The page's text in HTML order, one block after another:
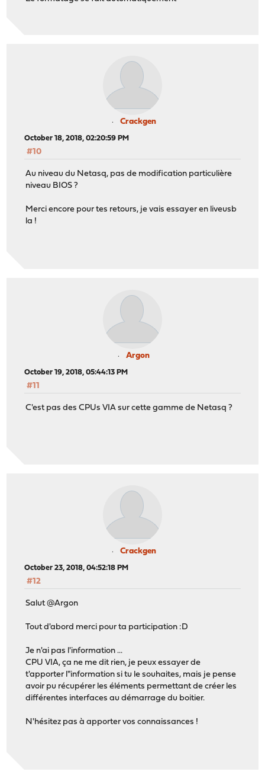
Crackgen
October 18, 2018, 02:20:59 PM
#10
Au niveau du Netasq, pas de modification particulière
niveau BIOS ?
Merci encore pour tes retours, je vais essayer en liveusb
la !
Argon
October 19, 2018, 05:44:13 PM
#11
C'est pas des CPUs VIA sur cette gamme de Netasq ?
Crackgen
October 23, 2018, 04:52:18 PM
#12
Salut @Argon
Tout d'abord merci pour ta participation :D
Je n'ai pas l'information ...
CPU VIA, ça ne me dit rien, je peux essayer de
t'apporter l"information si tu le souhaites, mais je pense
avoir pu récupérer les éléments permettant de créer les
différentes interfaces au démarrage du boitier.
N'hésitez pas à apporter vos connaissances !